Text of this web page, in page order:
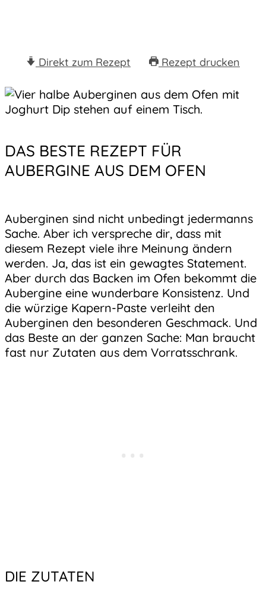
Direkt zum Rezept Rezept drucken
DAS BESTE REZEPT FÜR
AUBERGINE AUS DEM OFEN
Auberginen sind nicht unbedingt jedermanns
Sache. Aber ich verspreche dir, dass mit
diesem Rezept viele ihre Meinung ändern
werden. Ja, das ist ein gewagtes Statement.
Aber durch das Backen im Ofen bekommt die
Aubergine eine wunderbare Konsistenz. Und
die würzige Kapern-Paste verleiht den
Auberginen den besonderen Geschmack. Und
das Beste an der ganzen Sache: Man braucht
fast nur Zutaten aus dem Vorratsschrank.
DIE ZUTATEN